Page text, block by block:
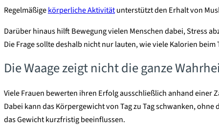
Regelmäßigekörperliche Aktivitätunterstützt den Erhalt von
Darüber hinaus hilft Bewegung vielen Menschen dabei, Stress
Die Frage sollte deshalb nicht nur lauten, wie viele Kalorien
Die Waage zeigt nicht die ganze
Viele Frauen bewerten ihren Erfolg ausschließlich anhand einer
Dabei kann das Körpergewicht von Tag zu Tag schwanken,
das Gewicht kurzfristig beeinflussen.